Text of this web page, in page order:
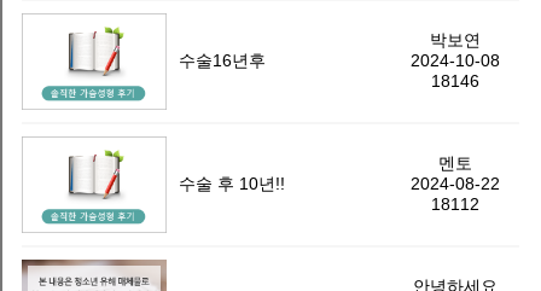
0500)
방
울
성
형
수술16년후
박보연
2024-10-08
18146
수술 후 10년!!
멘토
2024-08-22
18112
안녕하세요